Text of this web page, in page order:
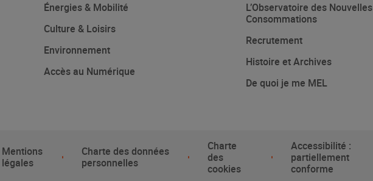
Énergies & Mobilité
Culture & Loisirs
Environnement
Accès au Numérique
L’Observatoire des Nouvelles
Consommations
Recrutement
Histoire et Archives
De quoi je me MEL
Mentions
légales
Charte des données
personnelles
Charte
des
cookies
Accessibilité :
partiellement
conforme